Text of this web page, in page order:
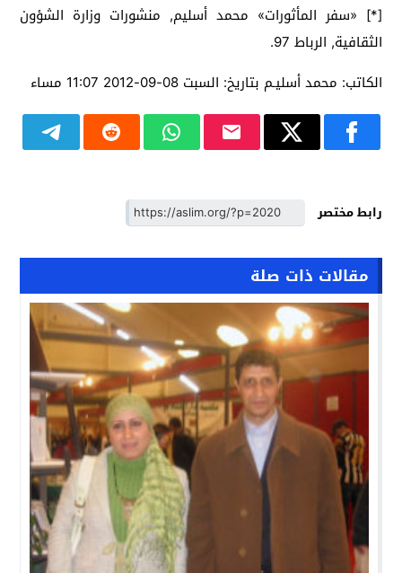
[*] «سفر المأثورات» محمد أسليم, منشورات وزارة الشؤون
الثقافية, الرباط 97.
الكاتب: محمد أسليـم بتاريخ: السبت 08-09-2012 11:07 مساء
رابط مختصر
مقالات ذات صلة